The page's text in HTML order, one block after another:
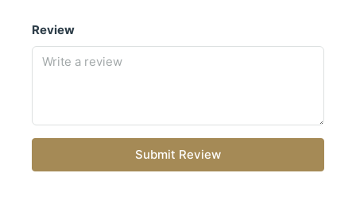
Review
Submit Review